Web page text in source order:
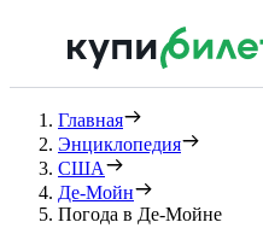
Главная
Энциклопедия
США
Де-Мойн
Погода в Де-Мойне